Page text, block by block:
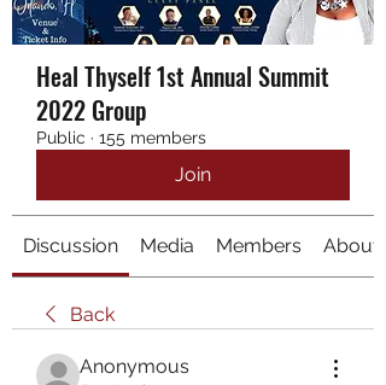
Heal Thyself 1st Annual Summit
2022 Group
Public · 155 members
Join
Discussion Media Members About
Back
Anonymous